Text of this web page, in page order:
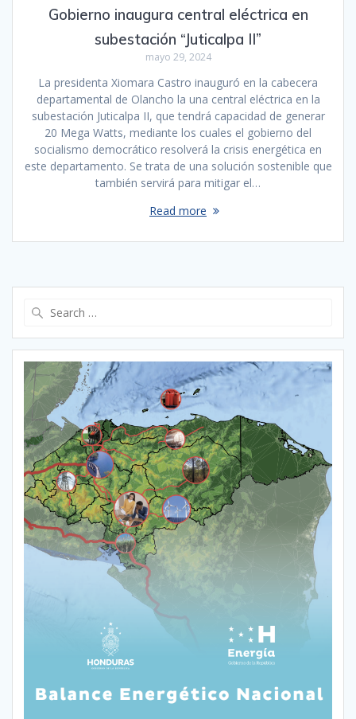
Gobierno inaugura central eléctrica en
subestación “Juticalpa II”
mayo 29, 2024
La presidenta Xiomara Castro inauguró en la cabecera
departamental de Olancho la una central eléctrica en la
subestación Juticalpa II, que tendrá capacidad de generar
20 Mega Watts, mediante los cuales el gobierno del
socialismo democrático resolverá la crisis energética en
este departamento. Se trata de una solución sostenible que
también servirá para mitigar el…
Read more